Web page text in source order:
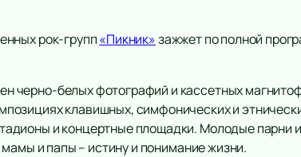
рок-групп«Пикник»зажжет по полной
черно-белых фотографий и кассетных
клавишных, симфонических и
и концертные площадки. Молодые парни
и папы – истину и понимание жизни.